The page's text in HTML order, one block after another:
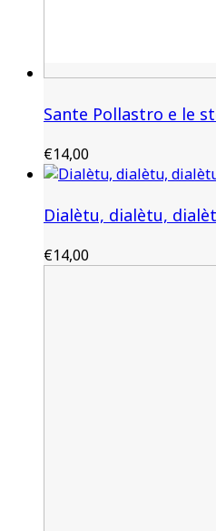
Sante Pollastro e le
€14,00
Dialètu, dialètu,
€14,00